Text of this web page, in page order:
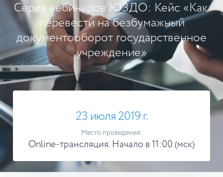
Серия вебинаров ЮЗДО: Кейс «Как
перевести на безбумажный
документооборот государственное
учреждение»
23 июля 2019 г.
Место проведения:
Online-трансляция. Начало в 11:00 (мск)